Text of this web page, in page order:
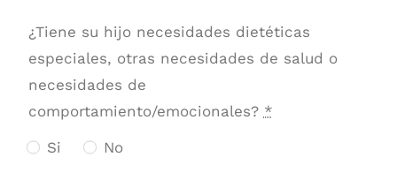
¿Tiene su hijo necesidades dietéticas
especiales, otras necesidades de salud o
necesidades de
comportamiento/emocionales? *
Si No